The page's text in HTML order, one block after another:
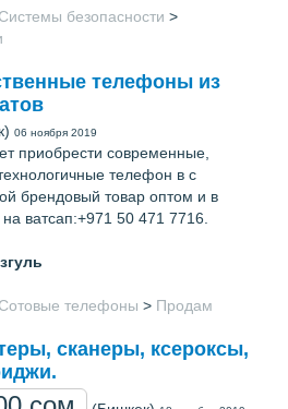
Системы безопасности >
телефоны из
06 ноября 2019
приобрести современные,
телефон в с
брендовый товар оптом и в
ватсап:+971 50 471 7716.
Сотовые телефоны > Продам
сканеры, ксероксы,